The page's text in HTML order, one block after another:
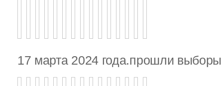
17 марта 2024 года.прошли